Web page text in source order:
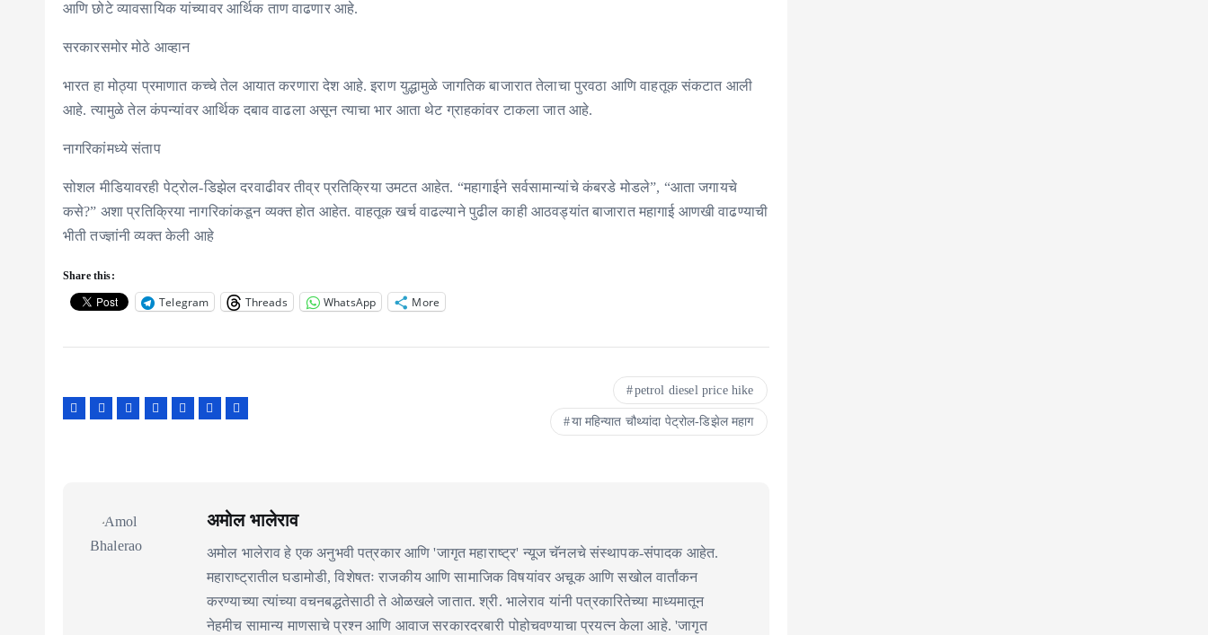
आणि छोटे व्यावसायिक यांच्यावर आर्थिक ताण वाढणार आहे.
सरकारसमोर मोठे आव्हान
भारत हा मोठ्या प्रमाणात कच्चे तेल आयात करणारा देश आहे. इराण युद्धामुळे जागतिक बाजारात तेलाचा पुरवठा आणि वाहतूक संकटात आली
आहे. त्यामुळे तेल कंपन्यांवर आर्थिक दबाव वाढला असून त्याचा भार आता थेट ग्राहकांवर टाकला जात आहे.
नागरिकांमध्ये संताप
सोशल मीडियावरही पेट्रोल-डिझेल दरवाढीवर तीव्र प्रतिक्रिया उमटत आहेत. “महागाईने सर्वसामान्यांचे कंबरडे मोडले”, “आता जगायचे
कसे?” अशा प्रतिक्रिया नागरिकांकडून व्यक्त होत आहेत. वाहतूक खर्च वाढल्याने पुढील काही आठवड्यांत बाजारात महागाई आणखी वाढण्याची
भीती तज्ज्ञांनी व्यक्त केली आहे
Share this:
Telegram Threads WhatsApp More
petrol diesel price hike
या महिन्यात चौथ्यांदा पेट्रोल-डिझेल महाग
अमोल भालेराव
अमोल भालेराव हे एक अनुभवी पत्रकार आणि 'जागृत महाराष्ट्र' न्यूज चॅनलचे संस्थापक-संपादक आहेत.
महाराष्ट्रातील घडामोडी, विशेषतः राजकीय आणि सामाजिक विषयांवर अचूक आणि सखोल वार्तांकन
करण्याच्या त्यांच्या वचनबद्धतेसाठी ते ओळखले जातात. श्री. भालेराव यांनी पत्रकारितेच्या माध्यमातून
नेहमीच सामान्य माणसाचे प्रश्न आणि आवाज सरकारदरबारी पोहोचवण्याचा प्रयत्न केला आहे. 'जागृत